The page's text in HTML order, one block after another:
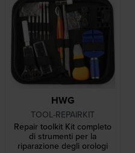
HWG
TOOL-REPAIRKIT
Repair toolkit Kit completo
di strumenti per la
riparazione degli orologi